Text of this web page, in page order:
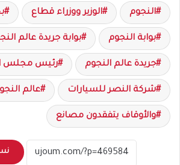
النجوم الوزير ووزراء قطاع
بوابة النجوم بوابة جريدة عالم
جريدة عالم النجوم رئيس مجلس
شركة النصر للسيارات عالم
والأوقاف يتفقدون مصانع